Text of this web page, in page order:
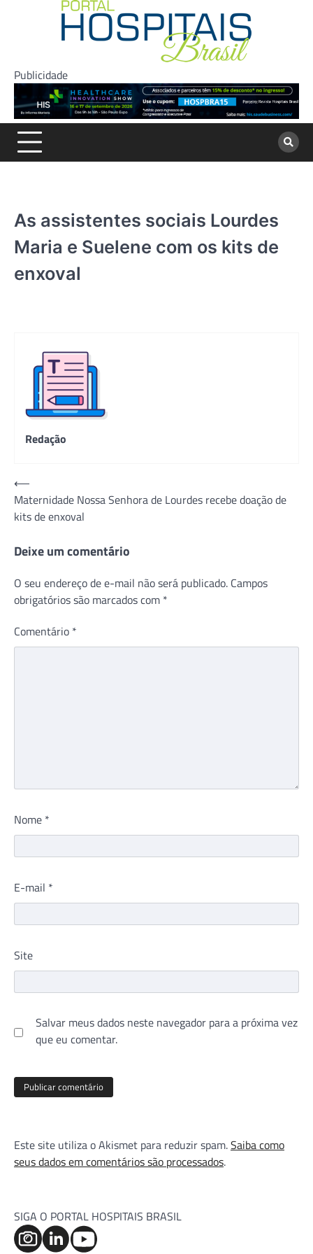
Publicidade
As assistentes sociais Lourdes
Maria e Suelene com os kits de
enxoval
Redação
Navegação
de
Post
⟵
Maternidade Nossa Senhora de Lourdes recebe doação de
kits de enxoval
Deixe um comentário
O seu endereço de e-mail não será publicado. Campos
obrigatórios são marcados com *
Comentário *
Nome *
E-mail *
Site
Salvar meus dados neste navegador para a próxima vez
que eu comentar.
Este site utiliza o Akismet para reduzir spam.Saiba como
seus dados em comentários são processados.
SIGA O PORTAL HOSPITAIS BRASIL